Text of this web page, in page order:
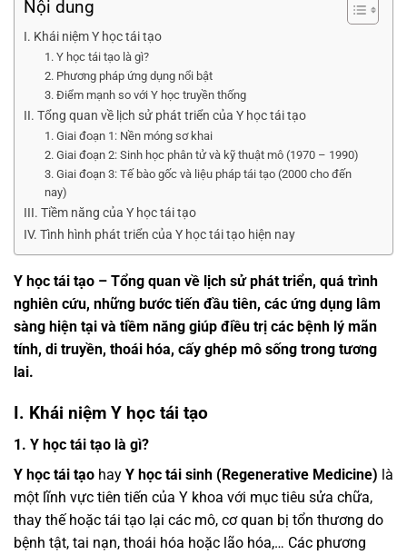
Nội dung
I. Khái niệm Y học tái tạo
1. Y học tái tạo là gì?
2. Phương pháp ứng dụng nổi bật
3. Điểm mạnh so với Y học truyền thống
II. Tổng quan về lịch sử phát triển của Y học tái tạo
1. Giai đoạn 1: Nền móng sơ khai
2. Giai đoạn 2: Sinh học phân tử và kỹ thuật mô (1970 – 1990)
3. Giai đoạn 3: Tế bào gốc và liệu pháp tái tạo (2000 cho đến
nay)
III. Tiềm năng của Y học tái tạo
IV. Tình hình phát triển của Y học tái tạo hiện nay
Y học tái tạo – Tổng quan về lịch sử phát triển, quá trình
nghiên cứu, những bước tiến đầu tiên, các ứng dụng lâm
sàng hiện tại và tiềm năng giúp điều trị các bệnh lý mãn
tính, di truyền, thoái hóa, cấy ghép mô sống trong tương
lai.
I. Khái niệm Y học tái tạo
1. Y học tái tạo là gì?
Y học tái tạo hay Y học tái sinh (Regenerative Medicine) là
một lĩnh vực tiên tiến của Y khoa với mục tiêu sửa chữa,
thay thế hoặc tái tạo lại các mô, cơ quan bị tổn thương do
bệnh tật, tai nạn, thoái hóa hoặc lão hóa,… Các phương